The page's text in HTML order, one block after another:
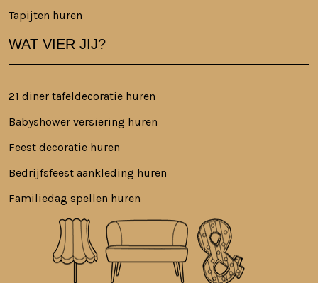
Tapijten huren
WAT VIER JIJ?
21 diner tafeldecoratie huren
Babyshower versiering huren
Feest decoratie huren
Bedrijfsfeest aankleding huren
Familiedag spellen huren